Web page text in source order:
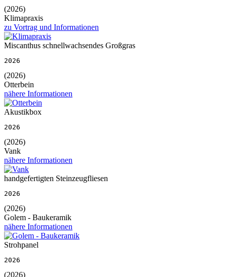
(2026)
Klimapraxis
zu Vortrag und Informationen
Miscanthus schnellwachsendes Großgras
2026
(2026)
Otterbein
nähere Informationen
Akustikbox
2026
(2026)
Vank
nähere Informationen
handgefertigten Steinzeugfliesen
2026
(2026)
Golem - Baukeramik
nähere Informationen
Strohpanel
2026
(2026)